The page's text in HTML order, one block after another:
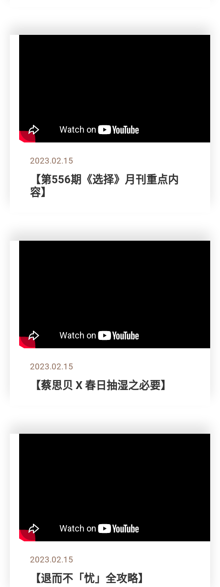
2023.02.15
【第556期《选择》月刊重点内
容】
2023.02.15
【蔡思贝 X 春日抽湿之必要】
2023.02.15
【退而不「忧」全攻略】